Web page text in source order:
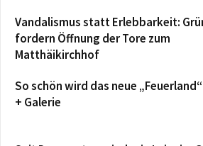
Vandalismus statt Erlebbarkeit:
fordern Öffnung der Tore zum
Matthäikirchhof
So schön wird das neue
+ Galerie